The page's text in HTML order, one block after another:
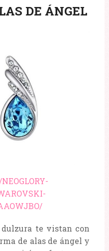
DE ÁNGEL
te vistan con
de alas de ángel y